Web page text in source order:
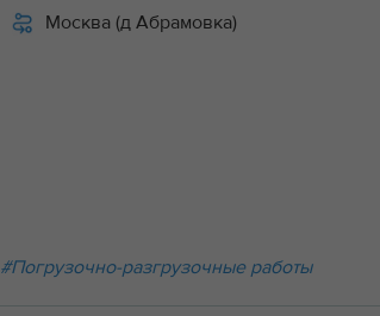
Москва (д Абрамовка)
#Погрузочно-разгрузочные работы